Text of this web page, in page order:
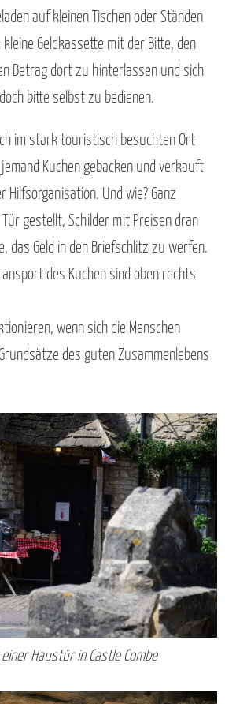
auf kleinen Tischen oder Ständen
Geldkassette mit der Bitte, den
Betrag dort zu hinterlassen und sich
bitte selbst zu bedienen.
im stark touristisch besuchten Ort
Kuchen gebacken und verkauft
Hilfsorganisation. Und wie? Ganz
gestellt, Schilder mit Preisen dran
das Geld in den Briefschlitz zu werfen.
des Kuchen sind oben rechts
wenn sich die Menschen
des guten Zusammenlebens
Haustür in Castle Combe